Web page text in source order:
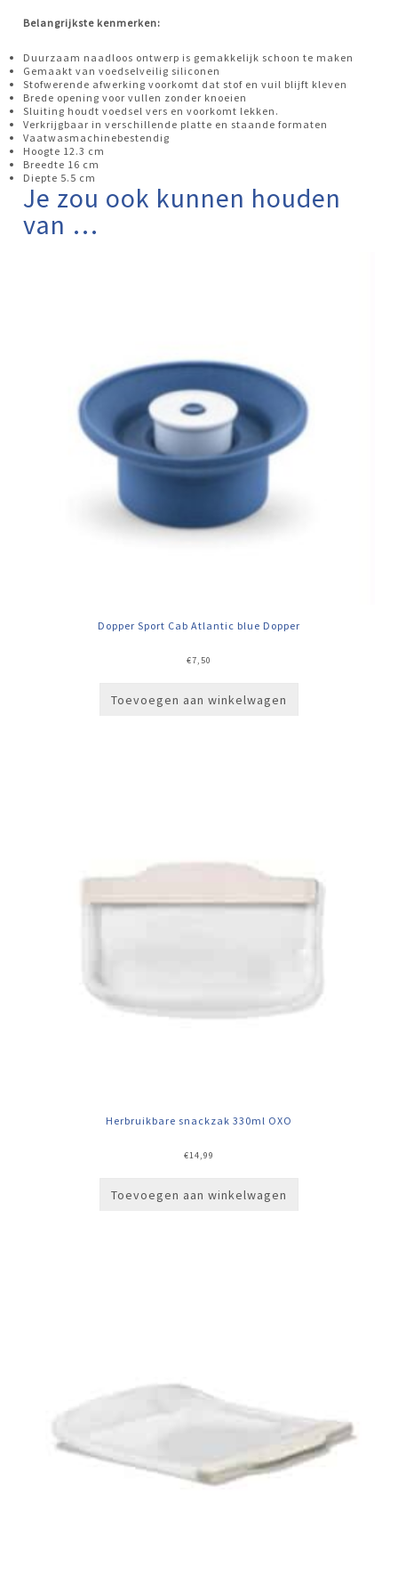
Belangrijkste kenmerken:
Duurzaam naadloos ontwerp is gemakkelijk schoon te maken
Gemaakt van voedselveilig siliconen
Stofwerende afwerking voorkomt dat stof en vuil blijft kleven
Brede opening voor vullen zonder knoeien
Sluiting houdt voedsel vers en voorkomt lekken.
Verkrijgbaar in verschillende platte en staande formaten
Vaatwasmachinebestendig
Hoogte 12.3 cm
Breedte 16 cm
Diepte 5.5 cm
Je zou ook kunnen houden
van …
Dopper Sport Cab Atlantic blue Dopper
€7,50
Toevoegen aan winkelwagen
Herbruikbare snackzak 330ml OXO
€14,99
Toevoegen aan winkelwagen